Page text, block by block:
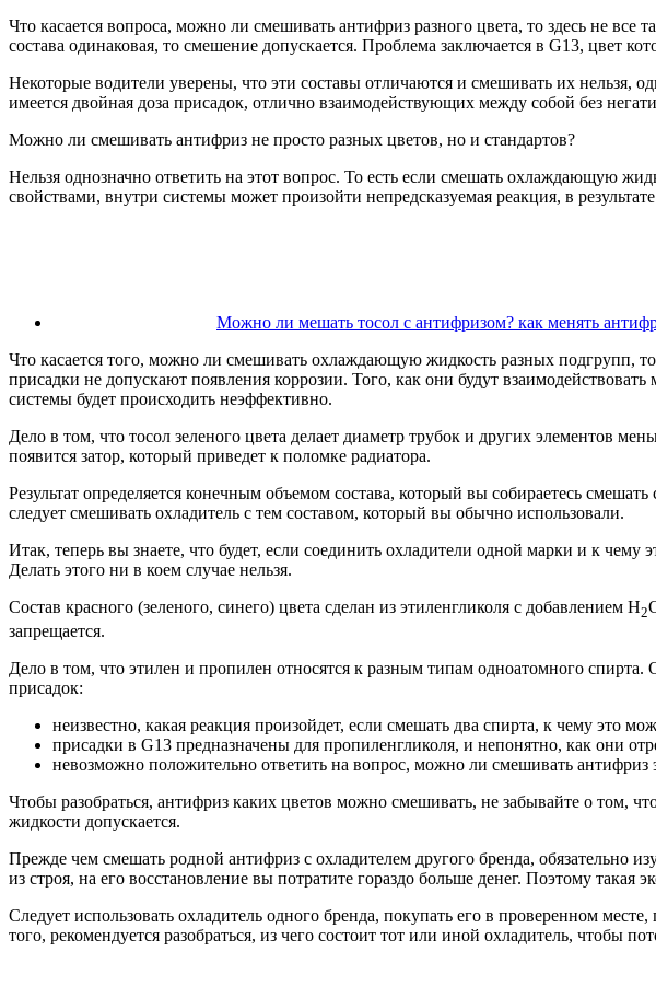
Что касается вопроса, можно ли смешивать антифриз разного цвета, то здесь не
состава одинаковая, то смешение допускается. Проблема заключается в G13, цвет
Некоторые водители уверены, что эти составы отличаются и смешивать их нельзя,
имеется двойная доза присадок, отлично взаимодействующих между собой без
Можно ли смешивать антифриз не просто разных цветов, но и стандартов?
Нельзя однозначно ответить на этот вопрос. То есть если смешать охлаждающую
свойствами, внутри системы может произойти непредсказуемая реакция, в
Можно ли мешать тосол с антифризом? как менять
Что касается того, можно ли смешивать охлаждающую жидкость разных подгрупп,
присадки не допускают появления коррозии. Того, как они будут
системы будет происходить неэффективно.
Дело в том, что тосол зеленого цвета делает диаметр трубок и других элементов
появится затор, который приведет к поломке радиатора.
Результат определяется конечным объемом состава, который вы собираетесь
следует смешивать охладитель с тем составом, который вы обычно использовали.
Итак, теперь вы знаете, что будет, если соединить охладители одной марки и к
Делать этого ни в коем случае нельзя.
Состав красного (зеленого, синего) цвета сделан из этиленгликоля с добавлением H2
запрещается.
Дело в том, что этилен и пропилен относятся к разным типам одноатомного
присадок:
неизвестно, какая реакция произойдет, если смешать два спирта, к чему это
присадки в G13 предназначены для пропиленгликоля, и непонятно, как они
невозможно положительно ответить на вопрос, можно ли смешивать
Чтобы разобраться, антифриз каких цветов можно смешивать, не забывайте о том,
жидкости допускается.
Прежде чем смешать родной антифриз с охладителем другого бренда, обязательно
из строя, на его восстановление вы потратите гораздо больше денег. Поэтому такая
Следует использовать охладитель одного бренда, покупать его в проверенном
того, рекомендуется разобраться, из чего состоит тот или иной охладитель, чтобы